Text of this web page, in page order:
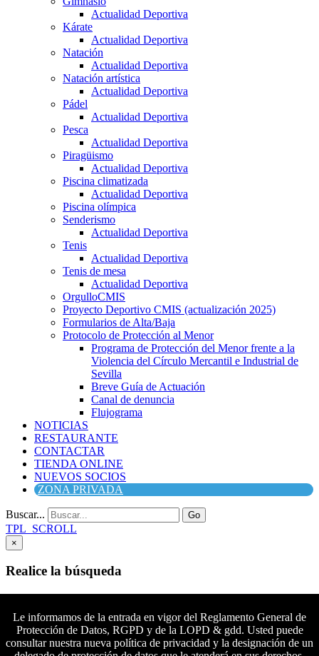
Actualidad Deportiva
Kárate
Actualidad Deportiva
Natación
Actualidad Deportiva
Natación artística
Actualidad Deportiva
Pádel
Actualidad Deportiva
Pesca
Actualidad Deportiva
Piragüismo
Actualidad Deportiva
Piscina climatizada
Actualidad Deportiva
Piscina olímpica
Senderismo
Actualidad Deportiva
Tenis
Actualidad Deportiva
Tenis de mesa
Actualidad Deportiva
OrgulloCMIS
Proyecto Deportivo CMIS (actualización 2025)
Formularios de Alta/Baja
Protocolo de Protección al Menor
Programa de Protección del Menor frente a la
Violencia del Círculo Mercantil e Industrial de
Sevilla
Breve Guía de Actuación
Canal de denuncia
Flujograma
NOTICIAS
RESTAURANTE
CONTACTAR
TIENDA ONLINE
NUEVOS SOCIOS
ZONA PRIVADA
Buscar... Go
TPL_SCROLL
×
Realice la búsqueda
Buscar
Síguenos en Facebook
Síguenos en Twitter
Le informamos de la entrada en vigor del Reglamento General de
Protección de Datos, RGPD y de la LOPD & gdd. Usted puede
consultar nuestra nueva política de privacidad y la designación de un